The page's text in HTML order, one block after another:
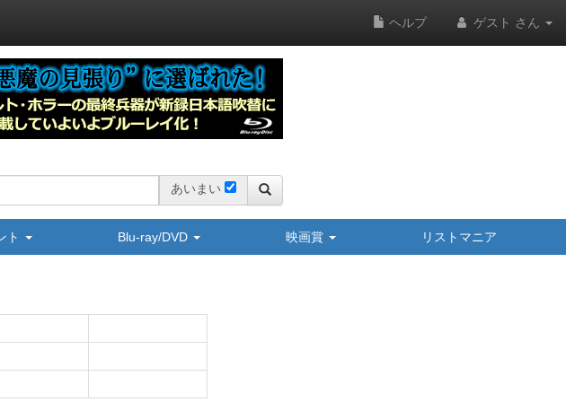
ヘルプ ゲスト さん
あいまい
ト Blu-ray/DVD 映画賞 リストマニア